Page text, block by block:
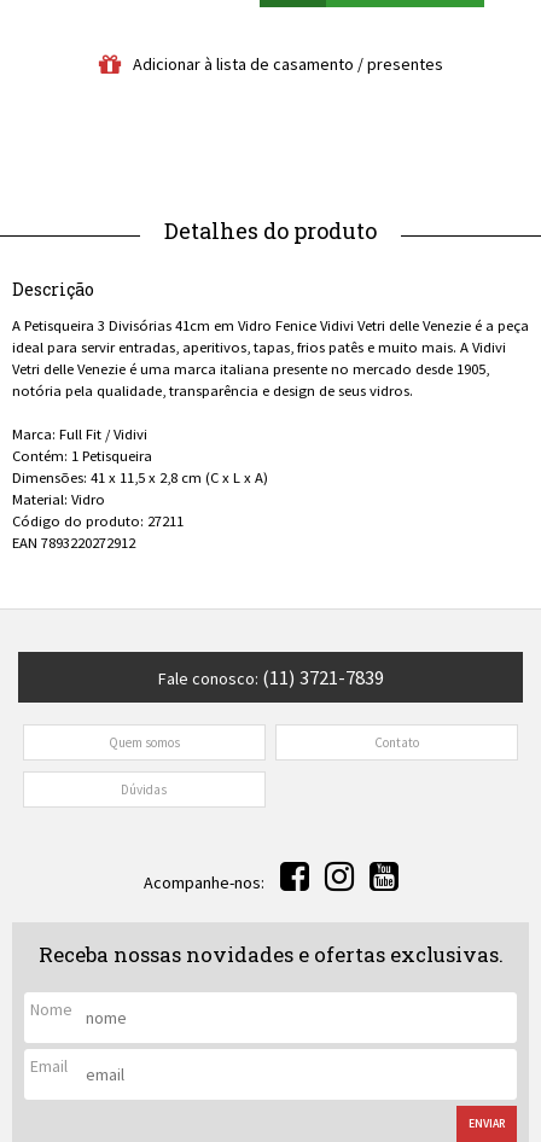
Descrição
A Petisqueira 3 Divisórias 41cm em Vidro Fenice Vidivi Vetri delle Venezie é a peça
ideal para servir entradas, aperitivos, tapas, frios patês e muito mais. A Vidivi
Vetri delle Venezie é uma marca italiana presente no mercado desde 1905,
notória pela qualidade, transparência e design de seus vidros.
Marca: Full Fit / Vidivi
Contém: 1 Petisqueira
Dimensões: 41 x 11,5 x 2,8 cm (C x L x A)
Material: Vidro
Código do produto: 27211
EAN ‎7893220272912
Fale conosco: (11) 3721-7839
Quem somos Contato
Dúvidas
Acompanhe-nos:
Receba nossas novidades e ofertas exclusivas.
Nome
Email
ENVIAR